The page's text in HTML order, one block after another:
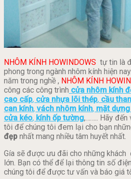
NHÔM KÍNH HOWINDOWS tự tin là
phong trong ngành nhôm kính hiện
năm trong nghề , NHÔM KÍNH
công các công trình cửa nhôm kính
cao cấp, cửa nhựa lõi thép, cầu
can kính, vách nhôm kính, mặt
cửa kéo, kính ốp tường,…….. Hãy đến
tôi để chúng tôi đem lại cho bạn
đẹp nhất mang nhiều tâm huyết nhất.
Gía sẽ được ưu đãi cho những
lớn. Bạn có thể để lại thông tin số
chúng tôi để được tư vấn và báo giá